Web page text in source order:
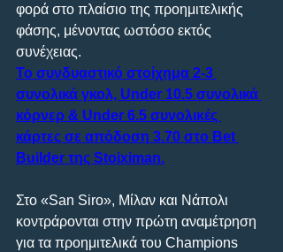
φορά στο πλαίσιο της προημιτελικής
φάσης, μένοντας ωστόσο εκτός
συνέχειας.
Το συνδυαστικό στοίχημα 2-3
συνολικά γκολ, Under 10.5 συνολικά
κόρνερ & Under 6.5 συνολικές
κάρτες σε απόδοση 3.70 στο Bet
Builder της Stoiximan.
Στο «San Siro», Mίλαν και Νάπολι
κοντράρονται στην πρώτη αναμέτρηση
για τα προημιτελικά του Champions